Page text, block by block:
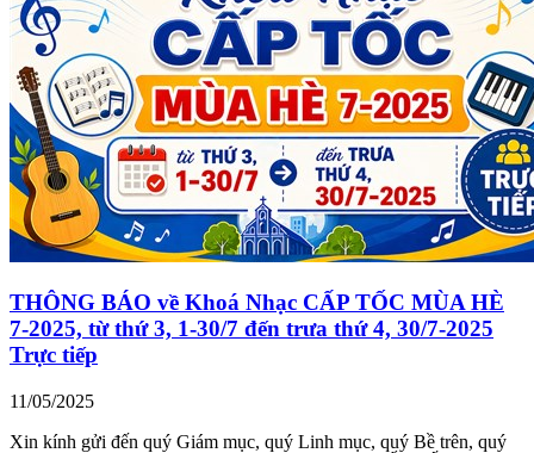
THÔNG BÁO về Khoá Nhạc CẤP TỐC MÙA HÈ
7-2025, từ thứ 3, 1-30/7 đến trưa thứ 4, 30/7-2025
Trực tiếp
11/05/2025
Xin kính gửi đến quý Giám mục, quý Linh mục, quý Bề trên, quý